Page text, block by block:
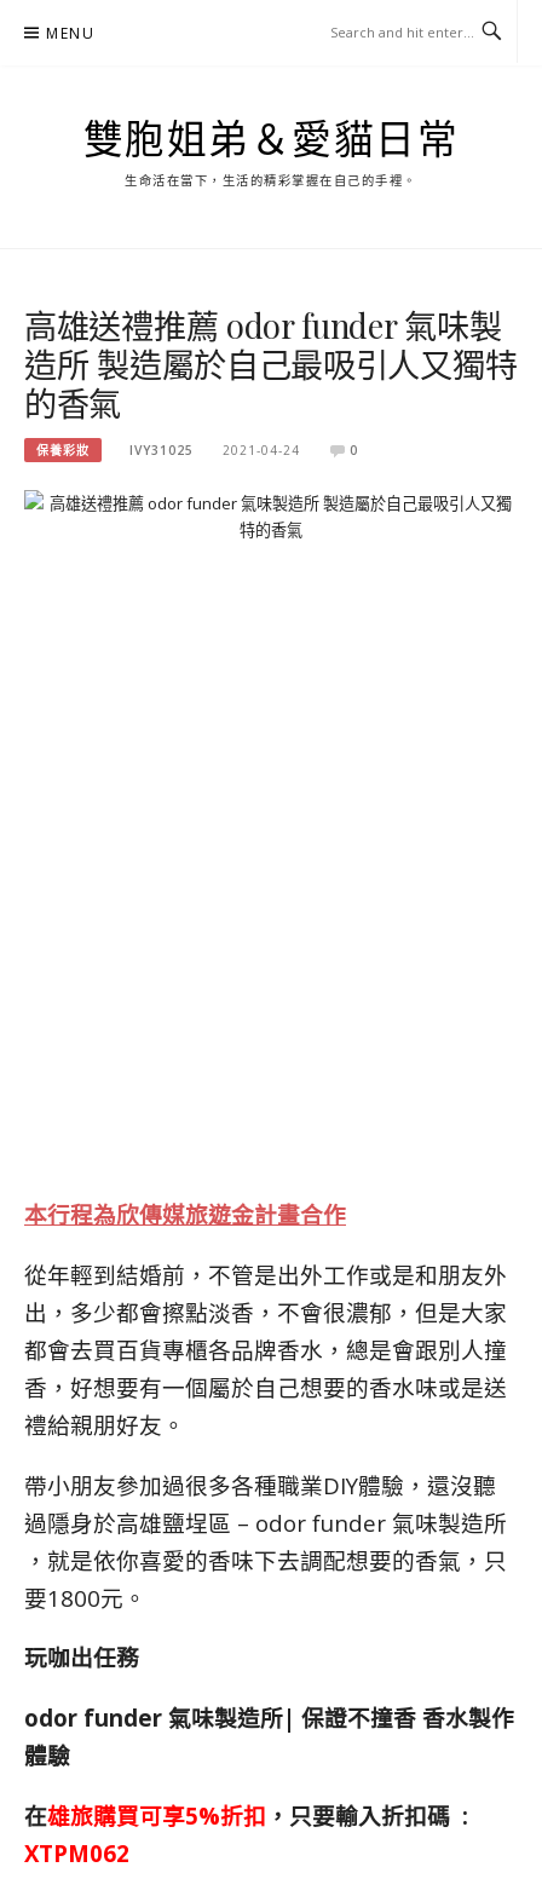
MENU
雙胞姐弟＆愛貓日常
生命活在當下，生活的精彩掌握在自己的手裡。
高雄送禮推薦 odor funder 氣味製
造所 製造屬於自己最吸引人又獨特
的香氣
保養彩妝 IVY31025 2021-04-24 0
本行程為欣傳媒旅遊金計畫合作
從年輕到結婚前，不管是出外工作或是和朋友外
出，多少都會擦點淡香，不會很濃郁，但是大家
都會去買百貨專櫃各品牌香水，總是會跟別人撞
香，好想要有一個屬於自己想要的香水味或是送
禮給親朋好友。
帶小朋友參加過很多各種職業DIY體驗，還沒聽
過隱身於高雄鹽埕區 – odor funder 氣味製造所
，就是依你喜愛的香味下去調配想要的香氣，只
要1800元。
玩咖出任務
odor funder 氣味製造所| 保證不撞香 香水製作
體驗
在雄旅購買可享5%折扣 ，只要輸入折扣碼 :
XTPM062